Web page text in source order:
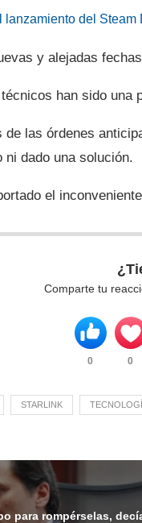
lanzamiento del Steam
y alejadas
han sido
las órdenes
ni dado una solución.
el
Comparte tu
0 0
STARLINK
para rompérselas,